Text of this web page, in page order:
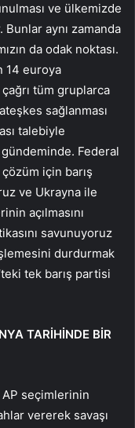
ve ülkemizde
aynı zamanda
da odak noktası.
14 euroya
tüm gruplarca
sağlanması
talebiyle
Federal
için barış
ve Ukrayna ile
açılmasını
savunuyoruz
durdurmak
tek barış partisi
TARİHİNDE BİR
AP seçimlerinin
vererek savaşı